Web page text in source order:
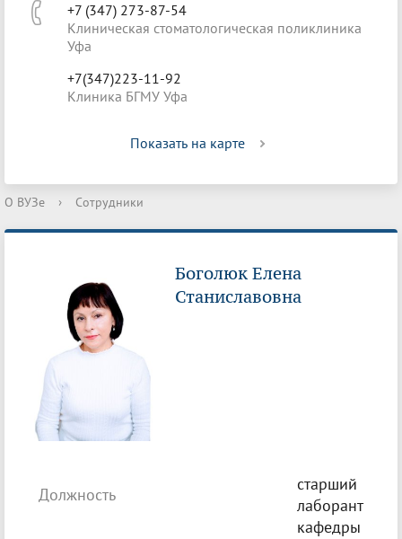
+7 (347) 273-87-54
Клиническая стоматологическая поликлиника
Уфа
+7(347)223-11-92
Клиника БГМУ Уфа
Показать на карте
О ВУЗе › Сотрудники
Боголюк Елена
Станиславовна
Должность
старший
лаборант
кафедры